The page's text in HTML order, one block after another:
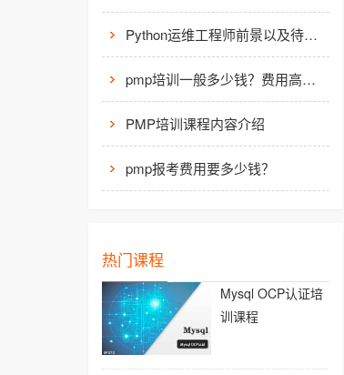
Python运维工程师前景以及待遇价值如何?
pmp培训一般多少钱？费用高么？
PMP培训课程内容介绍
pmp报考费用要多少钱？
热门课程
Mysql OCP认证培
训课程